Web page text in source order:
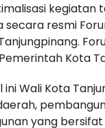
kegiatan
secara resmi
Kota
ini Wali Kota
yang